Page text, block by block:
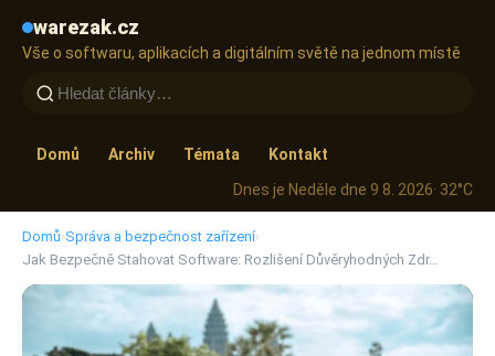
warezak.cz
Vše o softwaru, aplikacích a digitálním světě na jednom místě
Domů Archiv Témata
Kontakt
Dnes je Neděle dne 9 8. 2026· 32°C
Domů›Správa a bezpečnost zařízení›
Jak Bezpečně Stahovat Software: Rozlišení Důvěryhodných Zdr…